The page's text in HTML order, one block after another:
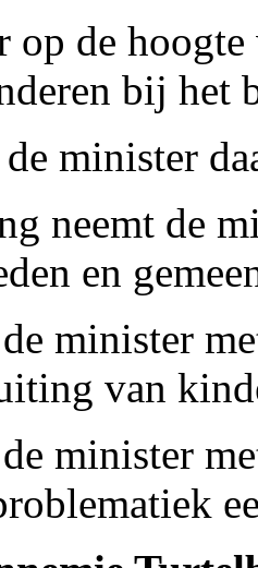
op de
bij het
minister
neemt de
en
minister
van
minister